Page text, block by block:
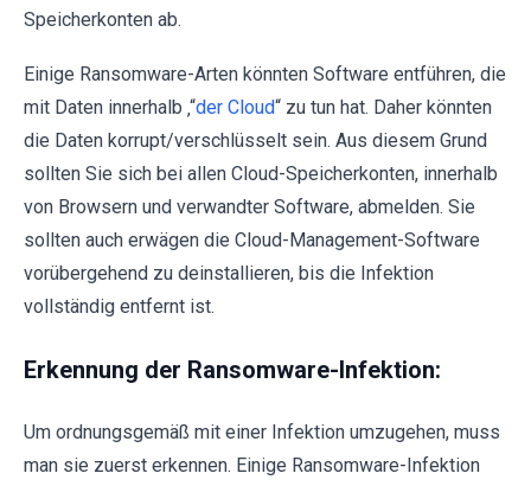
Speicherkonten ab.
Einige Ransomware-Arten könnten Software entführen, die
mit Daten innerhalb ‚“der Cloud“ zu tun hat. Daher könnten
die Daten korrupt/verschlüsselt sein. Aus diesem Grund
sollten Sie sich bei allen Cloud-Speicherkonten, innerhalb
von Browsern und verwandter Software, abmelden. Sie
sollten auch erwägen die Cloud-Management-Software
vorübergehend zu deinstallieren, bis die Infektion
vollständig entfernt ist.
Erkennung der Ransomware-Infektion:
Um ordnungsgemäß mit einer Infektion umzugehen, muss
man sie zuerst erkennen. Einige Ransomware-Infektion